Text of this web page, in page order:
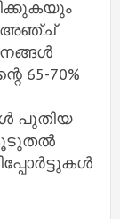
അഞ്ച്
65-70%
പുതിയ
കൂടുതൽ